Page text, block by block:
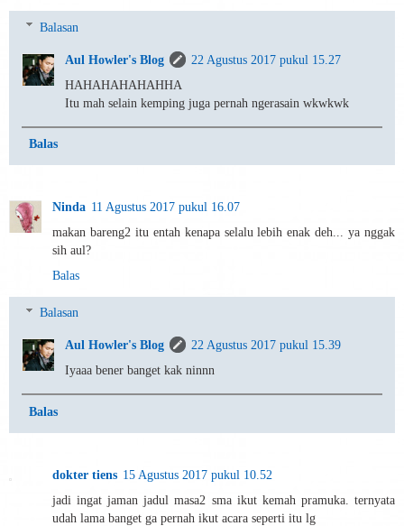
Balasan
Aul Howler's Blog
22 Agustus 2017 pukul 15.27
HAHAHAHAHAHHA
Itu mah selain kemping juga pernah ngerasain wkwkwk
Balas
Ninda 11 Agustus 2017 pukul 16.07
makan bareng2 itu entah kenapa selalu lebih enak deh... ya nggak
sih aul?
Balas
Balasan
Aul Howler's Blog
22 Agustus 2017 pukul 15.39
Iyaaa bener banget kak ninnn
Balas
dokter tiens 15 Agustus 2017 pukul 10.52
jadi ingat jaman jadul masa2 sma ikut kemah pramuka. ternyata
udah lama banget ga pernah ikut acara seperti itu lg